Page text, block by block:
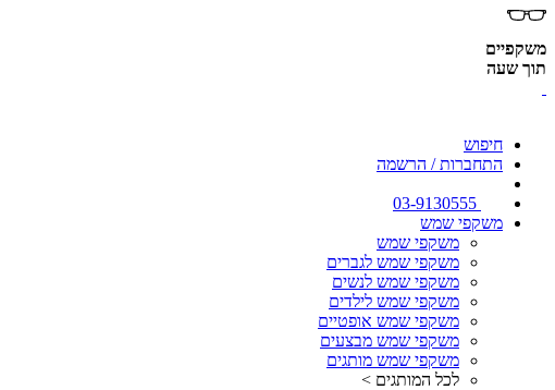
משקפיים
תוך שעה
חיפוש
התחברות / הרשמה
משקפי שמש
משקפי שמש
משקפי שמש לגברים
משקפי שמש לנשים
משקפי שמש לילדים
משקפי שמש אופטיים
משקפי שמש מבצעים
משקפי שמש מותגים
לכל המותגים >